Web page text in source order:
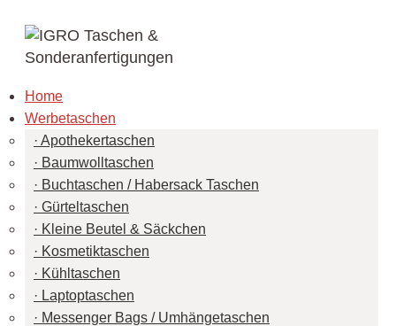
Home
Werbetaschen
Apothekertaschen
Baumwolltaschen
Buchtaschen / Habersack Taschen
Gürteltaschen
Kleine Beutel & Säckchen
Kosmetiktaschen
Kühltaschen
Laptoptaschen
Messenger Bags / Umhängetaschen